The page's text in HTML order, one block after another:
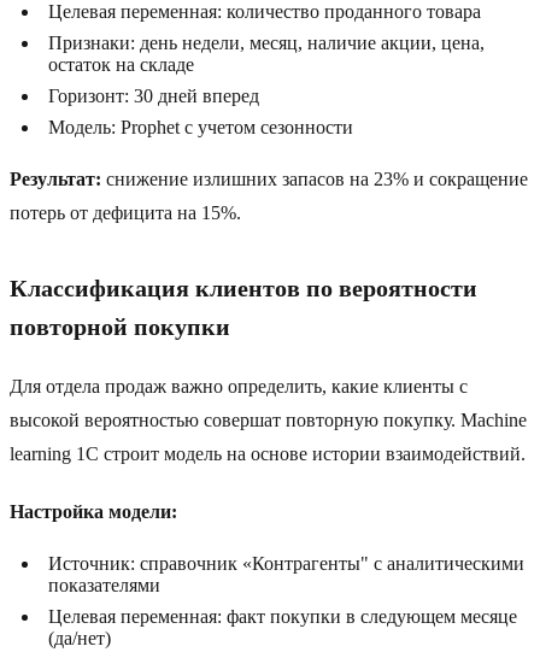
Целевая переменная: количество проданного товара
Признаки: день недели, месяц, наличие акции, цена,
остаток на складе
Горизонт: 30 дней вперед
Модель: Prophet с учетом сезонности
Результат: снижение излишних запасов на 23% и сокращение
потерь от дефицита на 15%.
Классификация клиентов по вероятности
повторной покупки
Для отдела продаж важно определить, какие клиенты с
высокой вероятностью совершат повторную покупку. Machine
learning 1С строит модель на основе истории взаимодействий.
Настройка модели:
Источник: справочник «Контрагенты" с аналитическими
показателями
Целевая переменная: факт покупки в следующем месяце
(да/нет)